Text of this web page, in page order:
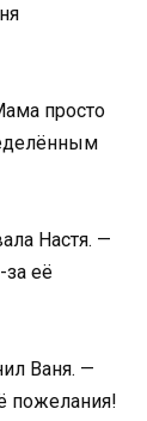
просто
Настя. —
за её
Ваня. —
пожелания!